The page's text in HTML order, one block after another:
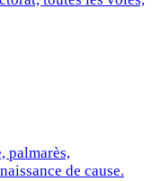
palmarès,
de cause.